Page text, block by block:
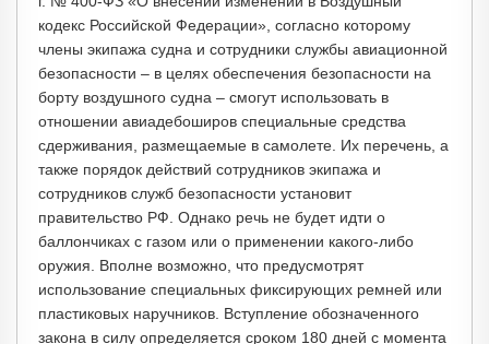
кодекс Российской Федерации», согласно которому
члены экипажа судна и сотрудники службы авиационной
безопасности – в целях обеспечения безопасности на
борту воздушного судна – смогут использовать в
отношении авиадебоширов специальные средства
сдерживания, размещаемые в самолете. Их перечень, а
также порядок действий сотрудников экипажа и
сотрудников служб безопасности установит
правительство РФ. Однако речь не будет идти о
баллончиках с газом или о применении какого-либо
оружия. Вполне возможно, что предусмотрят
использование специальных фиксирующих ремней или
пластиковых наручников. Вступление обозначенного
закона в силу определяется сроком 180 дней с момента